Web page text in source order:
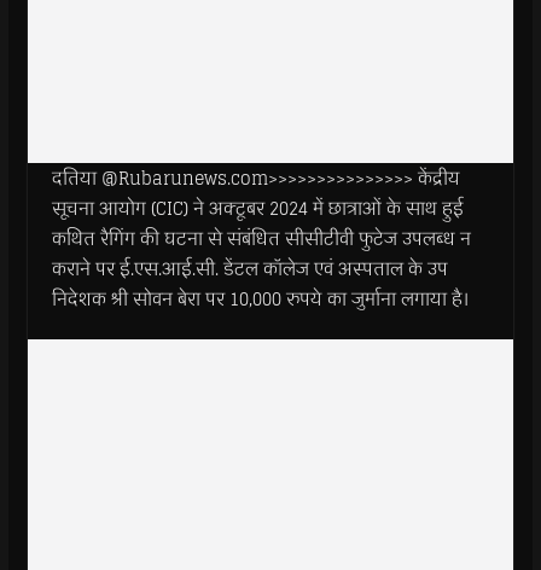
दतिया @Rubarunews.com>>>>>>>>>>>>>>> केंद्रीय
सूचना आयोग (CIC) ने अक्टूबर 2024 में छात्राओं के साथ हुई
कथित रैगिंग की घटना से संबंधित सीसीटीवी फुटेज उपलब्ध न
कराने पर ई.एस.आई.सी. डेंटल कॉलेज एवं अस्पताल के उप
निदेशक श्री सोवन बेरा पर 10,000 रुपये का जुर्माना लगाया है।